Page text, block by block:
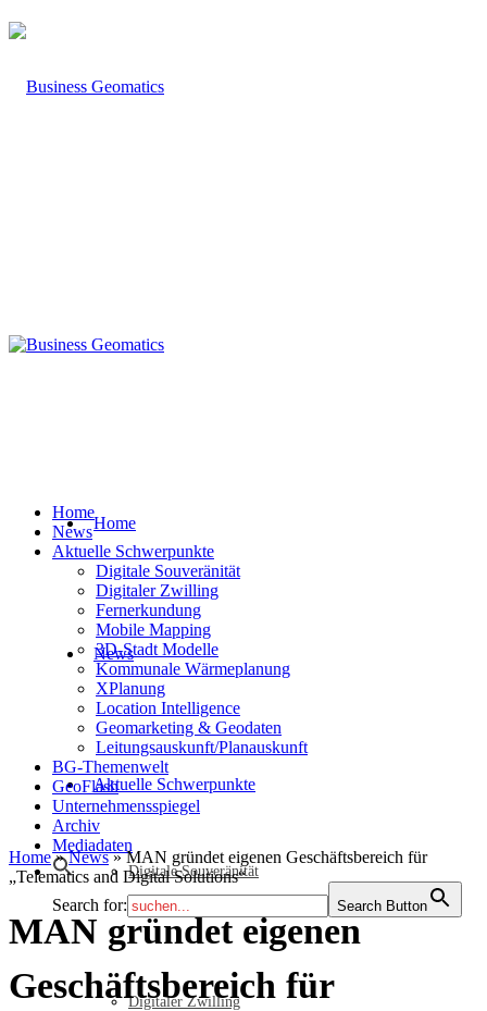
Home
News
Aktuelle Schwerpunkte
Digitale Souveränität
Digitaler Zwilling
Home
News
Aktuelle Schwerpunkte
Digitale Souveränität
Digitaler Zwilling
Fernerkundung
Mobile Mapping
3D-Stadt Modelle
Kommunale Wärmeplanung
XPlanung
Location Intelligence
Geomarketing & Geodaten
Leitungsauskunft/Planauskunft
BG-Themenwelt
GeoFlash
Unternehmensspiegel
Archiv
Mediadaten
Search for: Search Button
Home»News»MAN gründet eigenen Geschäftsbereich für
„Telematics and Digital Solutions“
MAN gründet eigenen
Geschäftsbereich für